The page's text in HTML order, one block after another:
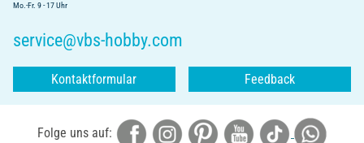
Mo.-Fr. 9 - 17 Uhr
service@vbs-hobby.com
Kontaktformular Feedback
Folge uns auf: